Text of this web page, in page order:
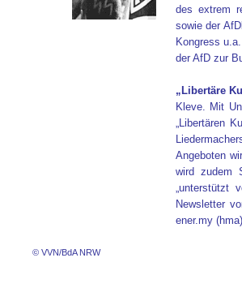
des extrem
sowie der
Kongress
der AfD zur
„Libertäre
Kleve. Mit
„Libertären
Angeboten
wird zudem
Newsletter
ener.my (hma).
© VVN/BdA NRW